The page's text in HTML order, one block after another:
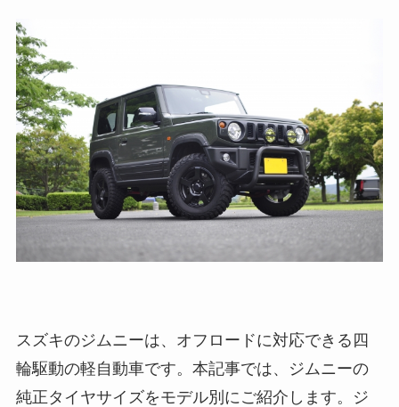
スズキのジムニーは、オフロードに対応できる四
輪駆動の軽自動車です。本記事では、ジムニーの
純正タイヤサイズをモデル別にご紹介します。ジ